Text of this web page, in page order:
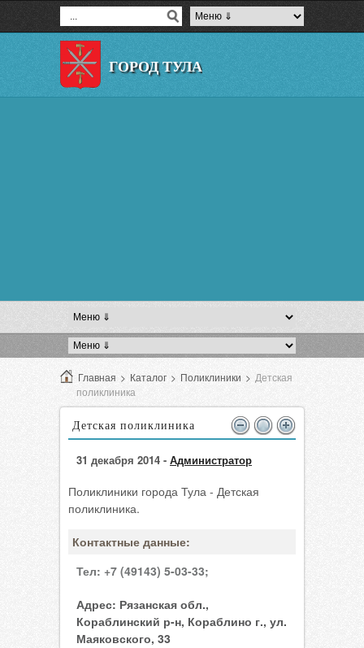
ГОРОД ТУЛА
Главная > Каталог > Поликлиники > Детская
поликлиника
Детская поликлиника
31 декабря 2014 - Администратор
Поликлиники города Тула - Детская
поликлиника.
Контактные данные:
Тел: +7 (49143) 5-03-33;
Адрес: Рязанская обл.,
Кораблинский р-н, Кораблино г., ул.
Маяковского, 33